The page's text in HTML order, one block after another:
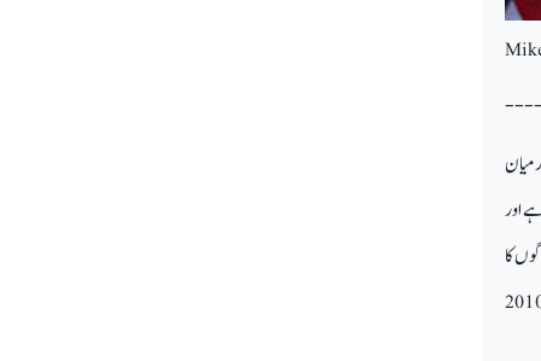
اور
میں لوگوں کا
امریکہ میں جہاں 1960 کے بعد سے بین المذاہب شادیوں کے رجحان میں نمایاں اضافہ ہوا ہے اور 2010